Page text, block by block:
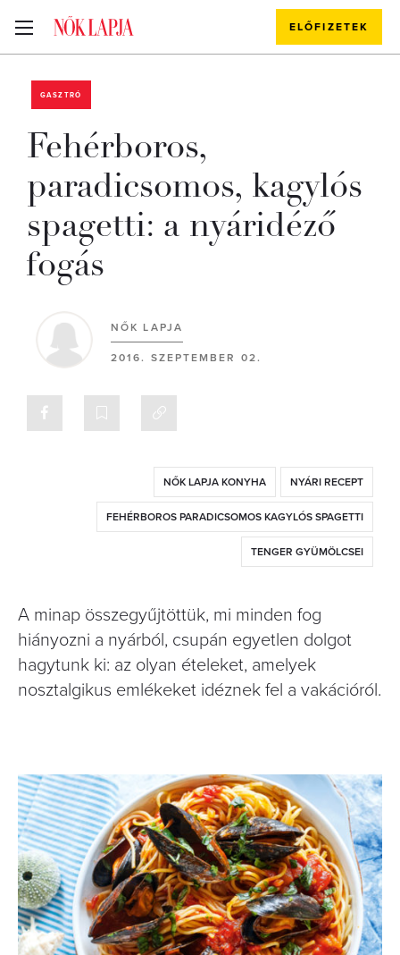
ELŐFIZETEK
GASZTRÓ
Fehérboros,
paradicsomos, kagylós
spagetti: a nyáridéző
fogás
NŐK LAPJA
2016. SZEPTEMBER 02.
NŐK LAPJA KONYHA NYÁRI RECEPT
FEHÉRBOROS PARADICSOMOS KAGYLÓS SPAGETTI
TENGER GYÜMÖLCSEI
A minap összegyűjtöttük, mi minden fog
hiányozni a nyárból, csupán egyetlen dolgot
hagytunk ki: az olyan ételeket, amelyek
nosztalgikus emlékeket idéznek fel a vakációról.